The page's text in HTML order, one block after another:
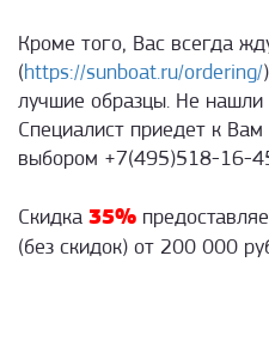
Кроме того, Вас всегда
(https://sunboat.ru/ordering/
лучшие образцы. Не
Специалист приедет к
выбором +7(495)518-16-
Скидка 35%
(без скидок) от 200 000